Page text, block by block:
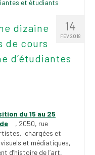
du
info
intervention
14
FÉV 2018
dizaine
de cours
d’étudiantes
du 15 au 25
, 2050, rue
chargées et
et médiatiques,
d’histoire de l’art,